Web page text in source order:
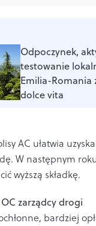
Odpoczynek,
testowanie
Emilia-Romania
dolce vita
AC ułatwia
W następnym
wyższą składkę.
zarządcy drogi
bardziej